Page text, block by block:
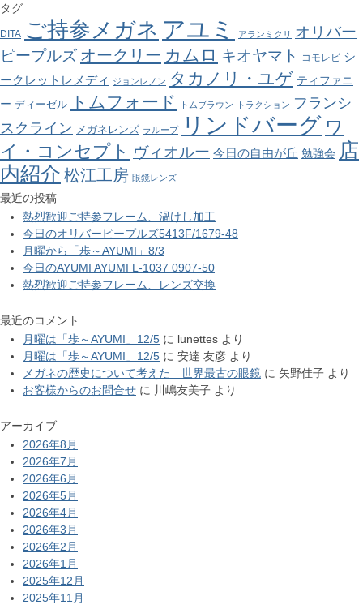
タグ
DITA ご持参メガネ アユミ アランミクリ
オリバー
ピープルズ オークリー カムロ キオヤマト コモレビ シ
ークレットレメディ
ジョンレノン タカノリ・ユゲ ティファニ
ー ディーゼル トムフォード トムブラウン トラクション フランシ
スクライン メガネレンズ ラループ リンドバーグ ワ
イ・コンセプト ヴィオルー 今日の自由が丘 勉強会 店
内紹介 松江工房 眼鏡レンズ
最近の投稿
熱烈歓迎ご持参フレーム、渦けし加工
今日のオリバーピープルズ5413F/1679-48
月曜から「歩～AYUMI」8/3
今日のAYUMI AYUMI L-1037 0907-50
熱烈歓迎ご持参フレーム、レンズ交換
最近のコメント
月曜は「歩～AYUMI」12/5 に lunettes より
月曜は「歩～AYUMI」12/5 に 安達 友彦 より
メガネの歴史について考えた 世界最古の眼鏡 に 矢野佳子 より
お客様からのお問合せ に 川嶋友美子 より
アーカイブ
2026年8月
2026年7月
2026年6月
2026年5月
2026年4月
2026年3月
2026年2月
2026年1月
2025年12月
2025年11月